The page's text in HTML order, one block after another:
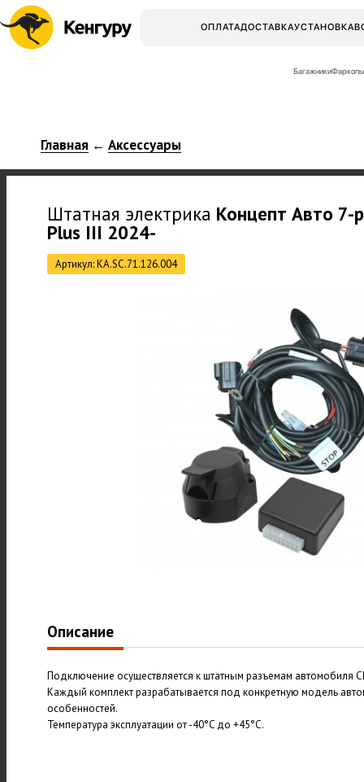
ОПЛАТАДОСТАВКАУСТАНОВКА
БагажникиФаркопы
Главная ← Аксессуары
Штатная электрика Концепт Авто 7-
Plus III 2024-
Артикул: KA.SC.71.126.004
Описание
Подключение осуществляется к штатным разъемам автомобиля
Каждый комплект разрабатывается под конкретную модель
особенностей.
Температура эксплуатации от -40°C до +45°C.